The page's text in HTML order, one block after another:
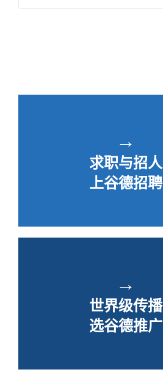
→
求职与招人
上谷德招聘
→
世界级传播
选谷德推广